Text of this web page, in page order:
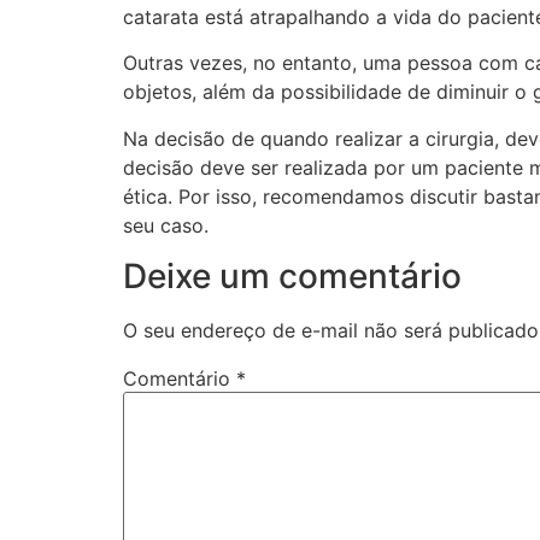
catarata está atrapalhando a vida do
Outras vezes, no entanto, uma pessoa com
objetos, além da possibilidade de diminuir
Na decisão de quando realizar a cirurgia,
decisão deve ser realizada por um paciente
ética. Por isso, recomendamos discutir
seu caso.
Deixe um comentário
O seu endereço de e-mail não será
Comentário *